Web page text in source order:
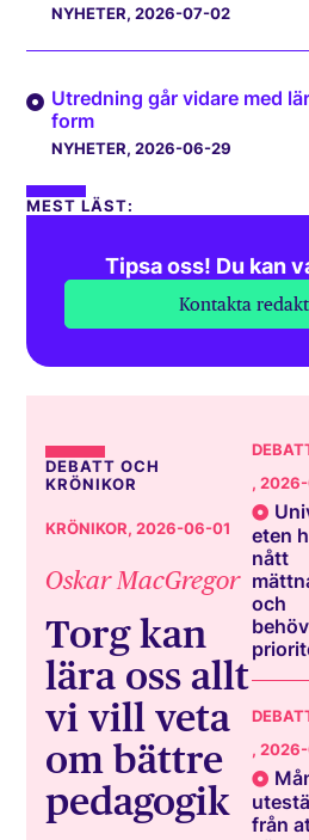
NYHETER, 2026-07-02
Utredning går vidare med
form
NYHETER, 2026-06-29
MEST LÄST:
Tipsa oss! Du kan
Kontakta
DEBATT OCH
KRÖNIKOR
KRÖNIKOR, 2026-06-01
Oskar MacGregor
Torg kan
lära oss allt
vi vill veta
om bättre
pedagogik
,
eten
nått
och
,
från